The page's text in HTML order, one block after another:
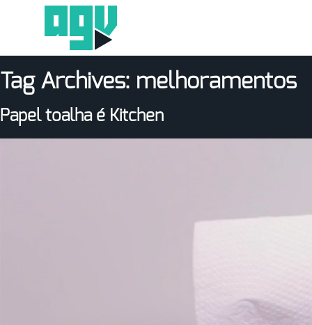
Tag Archives: melhoramentos
Papel toalha é Kitchen